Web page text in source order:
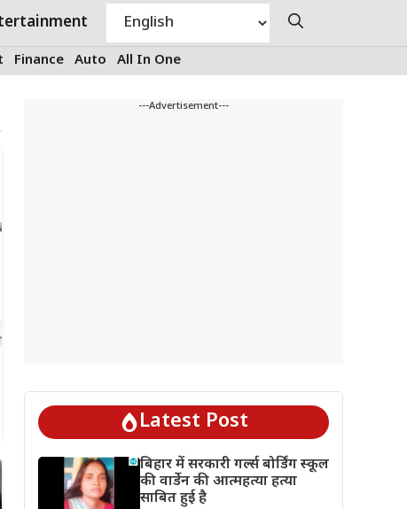
Finance Auto All In One
---Advertisement---
Latest Post
बिहार में सरकारी गर्ल्स बोर्डिंग स्कूल
की वार्डेन की आत्महत्या हत्या
साबित हुई है